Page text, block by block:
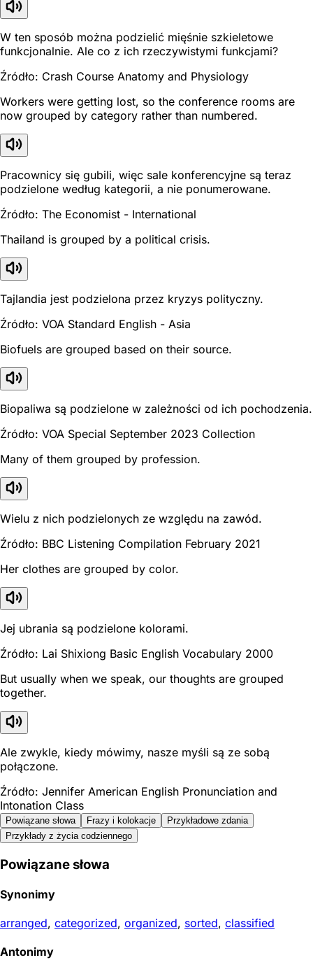
W ten sposób można podzielić mięśnie szkieletowe
funkcjonalnie. Ale co z ich rzeczywistymi funkcjami?
Źródło: Crash Course Anatomy and Physiology
Workers were getting lost, so the conference rooms are
now grouped by category rather than numbered.
Pracownicy się gubili, więc sale konferencyjne są teraz
podzielone według kategorii, a nie ponumerowane.
Źródło: The Economist - International
Thailand is grouped by a political crisis.
Tajlandia jest podzielona przez kryzys polityczny.
Źródło: VOA Standard English - Asia
Biofuels are grouped based on their source.
Biopaliwa są podzielone w zależności od ich pochodzenia.
Źródło: VOA Special September 2023 Collection
Many of them grouped by profession.
Wielu z nich podzielonych ze względu na zawód.
Źródło: BBC Listening Compilation February 2021
Her clothes are grouped by color.
Jej ubrania są podzielone kolorami.
Źródło: Lai Shixiong Basic English Vocabulary 2000
But usually when we speak, our thoughts are grouped
together.
Ale zwykle, kiedy mówimy, nasze myśli są ze sobą
połączone.
Źródło: Jennifer American English Pronunciation and
Intonation Class
Powiązane słowa Frazy i kolokacje
Przykładowe zdania
Przykłady z życia codziennego
Powiązane słowa
Synonimy
arranged, categorized, organized, sorted, classified
Antonimy